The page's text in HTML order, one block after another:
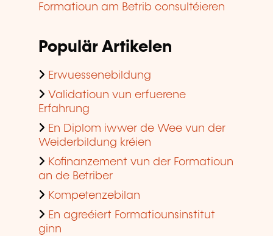
Formatioun am Betrib consultéieren
Populär Artikelen
Erwuessenebildung
Validatioun vun erfuerene
Erfahrung
En Diplom iwwer de Wee vun der
Weiderbildung kréien
Kofinanzement vun der Formatioun
an de Betriber
Kompetenzebilan
En agreéiert Formatiounsinstitut
ginn